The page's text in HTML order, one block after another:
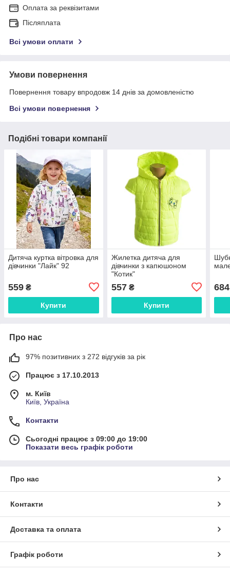
Оплата за реквізитами
Післяплата
Всі умови оплати
Умови повернення
Повернення товару впродовж 14 днів за домовленістю
Всі умови повернення
Подібні товари компанії
Дитяча куртка вітровка для
дівчинки "Лайк" 92
559 ₴
Купити
Жилетка дитяча для
дівчинки з капюшоном
"Котик"
557₴
Купити
684
Про нас
97% позитивних з 272 відгуків за рік
Працює з 17.10.2013
м. Київ
Київ, Україна
Контакти
Сьогодні працює з 09:00 до 19:00
Показати весь графік роботи
Про нас
Контакти
Доставка та оплата
Графік роботи